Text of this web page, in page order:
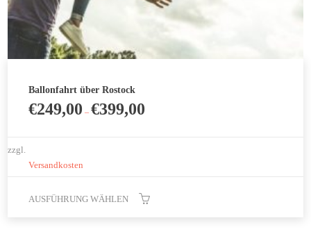
Ballonfahrt über Rostock
€249,00 –€399,00
zzgl.
Versandkosten
AUSFÜHRUNG WÄHLEN